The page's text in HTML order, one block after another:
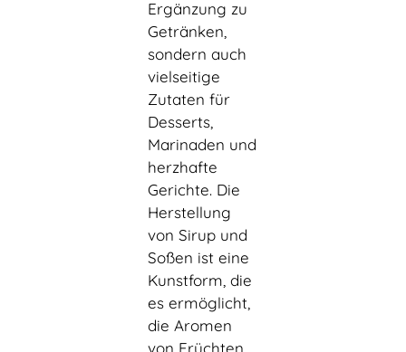
Ergänzung zu
Getränken,
sondern auch
vielseitige
Zutaten für
Desserts,
Marinaden und
herzhafte
Gerichte. Die
Herstellung
von Sirup und
Soßen ist eine
Kunstform, die
es ermöglicht,
die Aromen
von Früchten,